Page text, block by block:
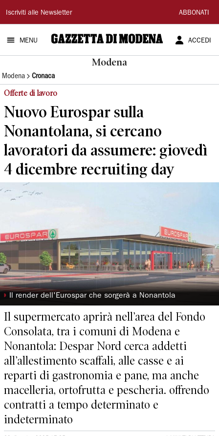
Gazzetta
di
Modena
Iscriviti alle Newsletter ABBONATI
MENU ACCEDI
Modena
Modena Cronaca
Offerte di lavoro
Nuovo Eurospar sulla
Nonantolana, si cercano
lavoratori da assumere: giovedì
4 dicembre recruiting day
◗ Il render dell'Eurospar che sorgerà a Nonantola
Il supermercato aprirà nell’area del Fondo
Consolata, tra i comuni di Modena e
Nonantola: Despar Nord cerca addetti
all’allestimento scaffali, alle casse e ai
reparti di gastronomia e pane, ma anche
macelleria, ortofrutta e pescheria. offrendo
contratti a tempo determinato e
indeterminato